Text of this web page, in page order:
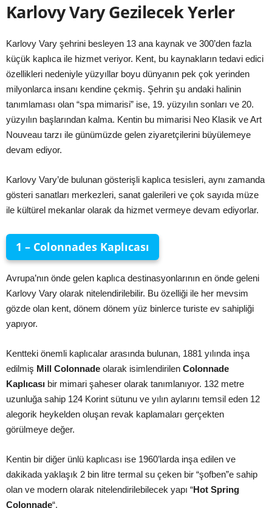
Karlovy Vary Gezilecek Yerler
Karlovy Vary şehrini besleyen 13 ana kaynak ve 300’den fazla
küçük kaplıca ile hizmet veriyor. Kent, bu kaynakların tedavi edici
özellikleri nedeniyle yüzyıllar boyu dünyanın pek çok yerinden
milyonlarca insanı kendine çekmiş. Şehrin şu andaki halinin
tanımlaması olan “spa mimarisi” ise, 19. yüzyılın sonları ve 20.
yüzyılın başlarından kalma. Kentin bu mimarisi Neo Klasik ve Art
Nouveau tarzı ile günümüzde gelen ziyaretçilerini büyülemeye
devam ediyor.
Karlovy Vary’de bulunan gösterişli kaplıca tesisleri, aynı zamanda
gösteri sanatları merkezleri, sanat galerileri ve çok sayıda müze
ile kültürel mekanlar olarak da hizmet vermeye devam ediyorlar.
1 – Colonnades Kaplıcası
Avrupa’nın önde gelen kaplıca destinasyonlarının en önde geleni
Karlovy Vary olarak nitelendirilebilir. Bu özelliği ile her mevsim
gözde olan kent, dönem dönem yüz binlerce turiste ev sahipliği
yapıyor.
Kentteki önemli kaplıcalar arasında bulunan, 1881 yılında inşa
edilmiş Mill Colonnade olarak isimlendirilen Colonnade
Kaplıcası bir mimari şaheser olarak tanımlanıyor. 132 metre
uzunluğa sahip 124 Korint sütunu ve yılın aylarını temsil eden 12
alegorik heykelden oluşan revak kaplamaları gerçekten
görülmeye değer.
Kentin bir diğer ünlü kaplıcası ise 1960’larda inşa edilen ve
dakikada yaklaşık 2 bin litre termal su çeken bir “şofben”e sahip
olan ve modern olarak nitelendirilebilecek yapı “Hot Spring
Colonnade“.